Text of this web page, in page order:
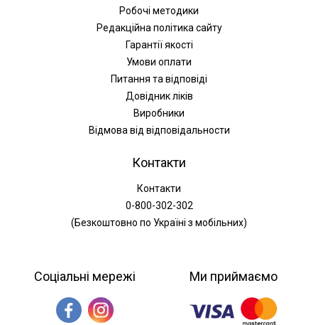
Робочі методики
Редакційна політика сайту
Гарантії якості
Умови оплати
Питання та відповіді
Довідник ліків
Виробники
Відмова від відповідальности
Контакти
Контакти
0-800-302-302
(Безкоштовно по Україні з мобільних)
Соціальні мережі Ми приймаємо